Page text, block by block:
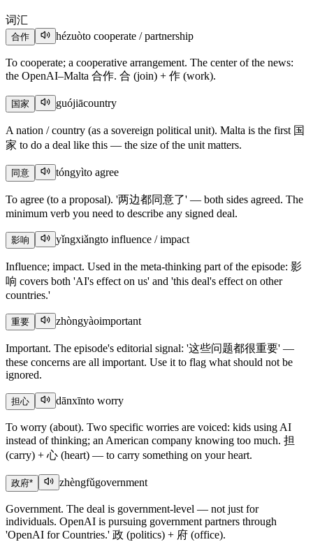
词汇
合作 hézuòto cooperate / partnership
To cooperate; a cooperative arrangement. The center of the news:
the OpenAI–Malta 合作. 合 (join) + 作 (work).
国家 guójiācountry
A nation / country (as a sovereign political unit). Malta is the first 国
家 to do a deal like this — the size of the unit matters.
同意 tóngyìto agree
To agree (to a proposal). '两边都同意了' — both sides agreed. The
minimum verb you need to describe any signed deal.
影响 yǐngxiǎngto influence / impact
Influence; impact. Used in the meta-thinking part of the episode: 影
响 covers both 'AI's effect on us' and 'this deal's effect on other
countries.'
重要 zhòngyàoimportant
Important. The episode's editorial signal: '这些问题都很重要' —
these concerns are all important. Use it to flag what should not be
ignored.
担心 dānxīnto worry
To worry (about). Two specific worries are voiced: kids using AI
instead of thinking; an American company knowing too much. 担
(carry) + 心 (heart) — to carry something on your heart.
政府* zhèngfǔgovernment
Government. The deal is government-level — not just for
individuals. OpenAI is pursuing government partners through
'OpenAI for Countries.' 政 (politics) + 府 (office).